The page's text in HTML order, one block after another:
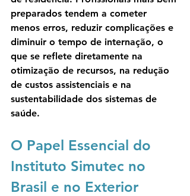
preparados tendem a cometer
menos erros, reduzir complicações e
diminuir o tempo de internação, o
que se reflete diretamente na
otimização de recursos, na redução
de custos assistenciais e na
sustentabilidade dos sistemas de
saúde.
O Papel Essencial do
Instituto Simutec no
Brasil e no Exterior